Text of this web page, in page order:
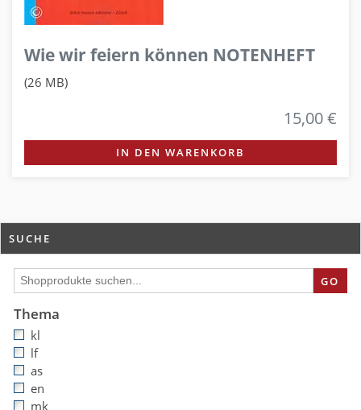
Wie wir feiern können NOTENHEFT
(26 MB)
15,00 €
IN DEN WARENKORB
SUCHE
GO
Thema
kl
lf
as
en
mk